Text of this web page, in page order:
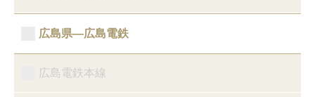
広島県―広島電鉄
広島電鉄本線